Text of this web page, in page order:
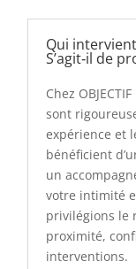
Qui
S’agit‑il de
Chez
sont
expérience et
bénéficient
un
votre intimité
privilégions le
proximité,
interventions.